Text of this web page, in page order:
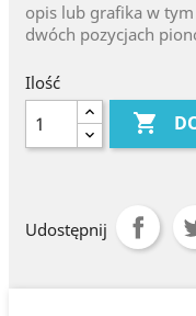
opis lub grafika w
dwóch pozycjach
Ilość

Udostępnij